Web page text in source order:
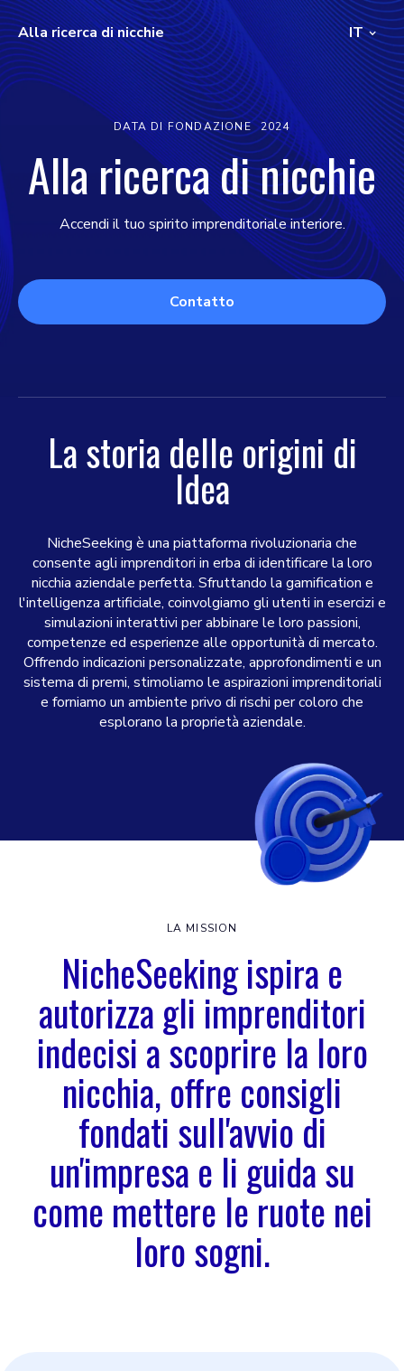
Alla ricerca di nicchie IT
DATA DI FONDAZIONE 2024
Alla ricerca di nicchie
Accendi il tuo spirito imprenditoriale interiore.
Contatto
La storia delle origini di
Idea
NicheSeeking è una piattaforma rivoluzionaria che
consente agli imprenditori in erba di identificare la loro
nicchia aziendale perfetta. Sfruttando la gamification e
l'intelligenza artificiale, coinvolgiamo gli utenti in esercizi e
simulazioni interattivi per abbinare le loro passioni,
competenze ed esperienze alle opportunità di mercato.
Offrendo indicazioni personalizzate, approfondimenti e un
sistema di premi, stimoliamo le aspirazioni imprenditoriali
e forniamo un ambiente privo di rischi per coloro che
esplorano la proprietà aziendale.
LA MISSION
NicheSeeking ispira e
autorizza gli imprenditori
indecisi a scoprire la loro
nicchia, offre consigli
fondati sull'avvio di
un'impresa e li guida su
come mettere le ruote nei
loro sogni.